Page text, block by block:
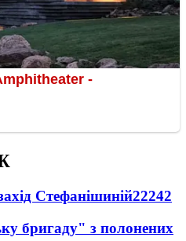
Стефанішиній22242
бригаду" з полонених